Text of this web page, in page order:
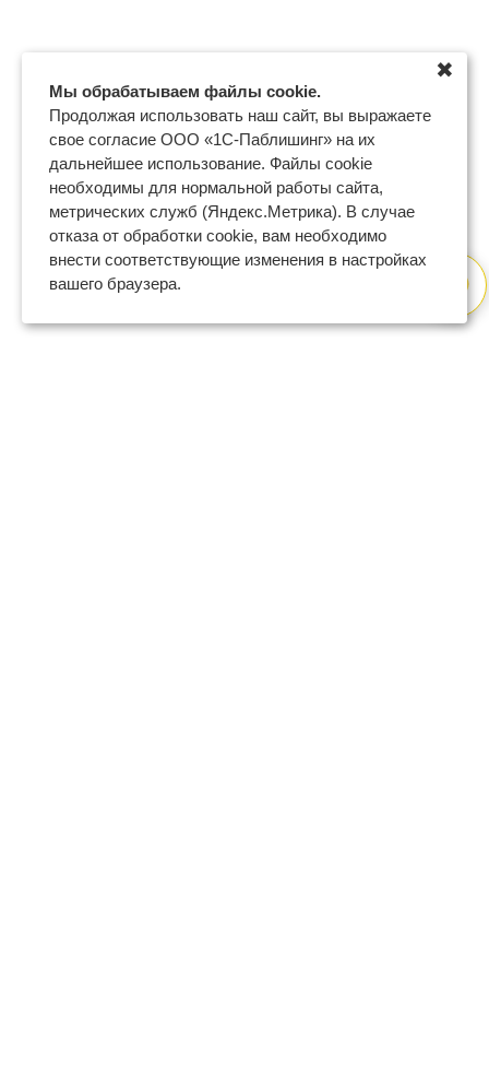
Мы обрабатываем файлы cookie.
Продолжая использовать наш сайт, вы выражаете
свое согласие ООО «1С-Паблишинг» на их
дальнейшее использование. Файлы cookie
необходимы для нормальной работы сайта,
метрических служб (Яндекс.Метрика). В случае
отказа от обработки cookie, вам необходимо
внести соответствующие изменения в настройках
вашего браузера.
✖